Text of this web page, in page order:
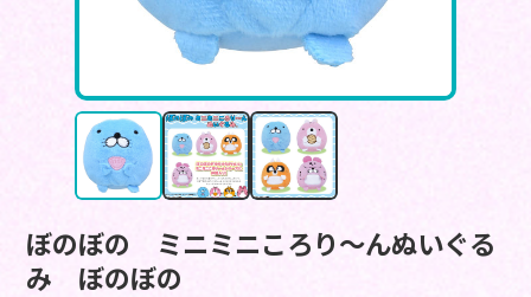
ぼのぼの ミニミニころり～んぬいぐる
み ぼのぼの